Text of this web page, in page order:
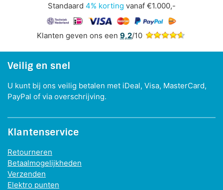
Standaard 4% korting vanaf €1.000,-
Klanten geven ons een 9,2/10
Veilig en snel
U kunt bij ons veilig betalen met iDeal, Visa, MasterCard,
PayPal of via overschrijving.
Klantenservice
Retourneren
Betaalmogelijkheden
Verzenden
Elektro punten